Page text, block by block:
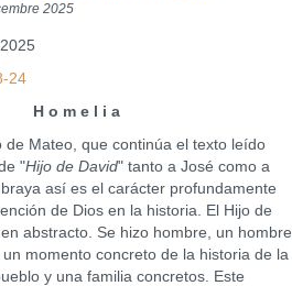
2025
24
H o m e l i a
Mateo, que continúa el texto leído
"Hijo de David" tanto a José como a
así es el carácter profundamente
de Dios en la historia. El Hijo de
abstracto. Se hizo hombre, un hombre
momento concreto de la historia de la
y una familia concretos. Este